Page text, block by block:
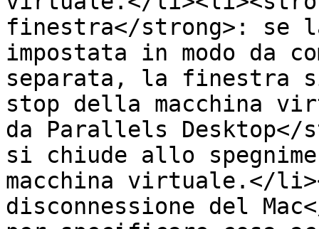
finestra</strong>: se
impostata in modo da
separata, la finestra
stop della macchina
da Parallels Desktop</
si chiude allo
macchina virtuale.</
disconnessione del